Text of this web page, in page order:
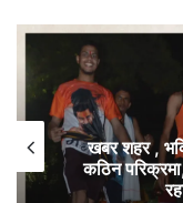
खबर शहर ,
कठिन